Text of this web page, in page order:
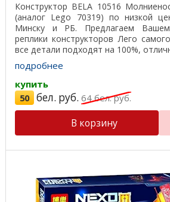
Конструктор BELA 10516
(аналог Lego 70319) по низкой
Минску и РБ. Предлагаем
реплики конструкторов Лего
все детали подходят на 100%,
подробнее
купить
50 бел. руб. 64бел. руб.
В корзину